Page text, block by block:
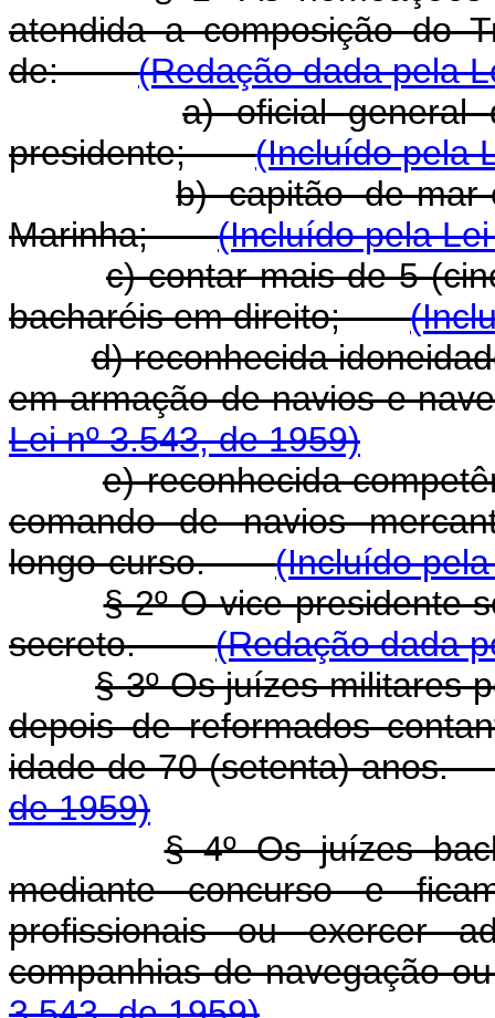
atendida a composição do
de:(Redação dada pela
a) oficial general
presidente;(Incluído pela
b) capitão de-
Marinha;(Incluído pela
c) contar mais de 5
bacharéis em direito;
d) reconhecida
em armação de navios e
Lei nº 3.543, de 1959)
e) reconhecida
comando de navios
longo-curso.(Incluído
§ 2º O vice-presidente
secreto.(Redação dada
§ 3º Os juízes militares
depois de reformados
idade de 70 (setenta)
de 1959)
§ 4º Os juízes
mediante concurso e
profissionais ou exercer
companhias de navegação